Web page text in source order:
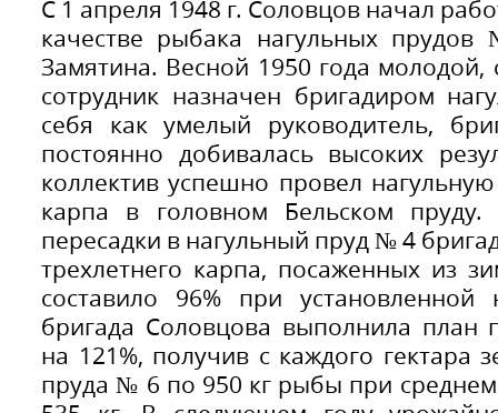
С 1 апреля 1948 г. Соловцов начал
качестве рыбака нагульных
Замятина. Весной 1950 года
сотрудник назначен бригадиром
себя как умелый руководитель,
постоянно добивалась высоких
коллектив успешно провел
карпа в головном Бельском
пересадки в нагульный пруд № 4
трехлетнего карпа, посаженных из
составило 96% при
бригада Соловцова выполнила
на 121%, получив с каждого гектара
пруда № 6 по 950 кг рыбы при